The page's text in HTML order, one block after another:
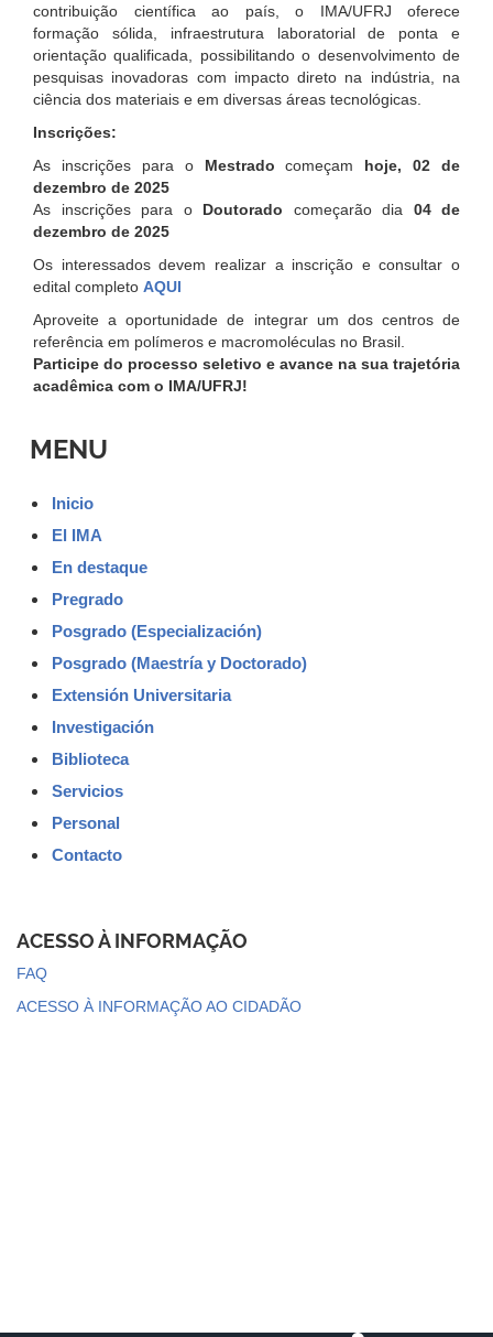
contribuição científica ao país, o IMA/UFRJ oferece
formação sólida, infraestrutura laboratorial de ponta e
orientação qualificada, possibilitando o desenvolvimento de
pesquisas inovadoras com impacto direto na indústria, na
ciência dos materiais e em diversas áreas tecnológicas.
Inscrições:
As inscrições para o Mestrado começam hoje, 02 de
dezembro de 2025
As inscrições para o Doutorado começarão dia 04 de
dezembro de 2025
Os interessados devem realizar a inscrição e consultar o
edital completo AQUI
Aproveite a oportunidade de integrar um dos centros de
referência em polímeros e macromoléculas no Brasil.
Participe do processo seletivo e avance na sua trajetória
acadêmica com o IMA/UFRJ!
MENU
Inicio
El IMA
En destaque
Pregrado
Posgrado (Especialización)
Posgrado (Maestría y Doctorado)
Extensión Universitaria
Investigación
Biblioteca
Servicios
Personal
Contacto
ACESSO À INFORMAÇÃO
FAQ
ACESSO À INFORMAÇÃO AO CIDADÃO